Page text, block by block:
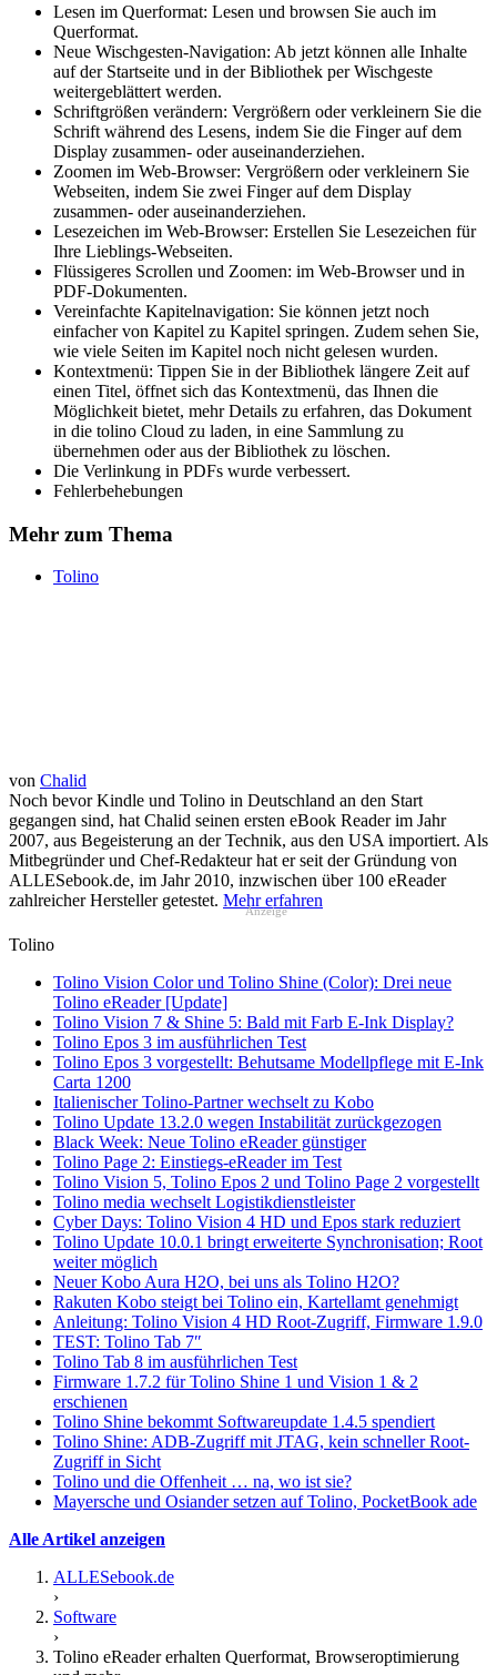
Lesen im Querformat: Lesen und browsen Sie auch im
Querformat.
Neue Wischgesten-Navigation: Ab jetzt können alle Inhalte
auf der Startseite und in der Bibliothek per Wischgeste
weitergeblättert werden.
Schriftgrößen verändern: Vergrößern oder verkleinern Sie die
Schrift während des Lesens, indem Sie die Finger auf dem
Display zusammen- oder auseinanderziehen.
Zoomen im Web-Browser: Vergrößern oder verkleinern Sie
Webseiten, indem Sie zwei Finger auf dem Display
zusammen- oder auseinanderziehen.
Lesezeichen im Web-Browser: Erstellen Sie Lesezeichen für
Ihre Lieblings-Webseiten.
Flüssigeres Scrollen und Zoomen: im Web-Browser und in
PDF-Dokumenten.
Vereinfachte Kapitelnavigation: Sie können jetzt noch
einfacher von Kapitel zu Kapitel springen. Zudem sehen Sie,
wie viele Seiten im Kapitel noch nicht gelesen wurden.
Kontextmenü: Tippen Sie in der Bibliothek längere Zeit auf
einen Titel, öffnet sich das Kontextmenü, das Ihnen die
Möglichkeit bietet, mehr Details zu erfahren, das Dokument
in die tolino Cloud zu laden, in eine Sammlung zu
übernehmen oder aus der Bibliothek zu löschen.
Die Verlinkung in PDFs wurde verbessert.
Fehlerbehebungen
Mehr zum Thema
Tolino
von Chalid
Noch bevor Kindle und Tolino in Deutschland an den Start
gegangen sind, hat Chalid seinen ersten eBook Reader im Jahr
2007, aus Begeisterung an der Technik, aus den USA importiert. Als
Mitbegründer und Chef-Redakteur hat er seit der Gründung von
ALLESebook.de, im Jahr 2010, inzwischen über 100 eReader
zahlreicher Hersteller getestet. Mehr erfahren
Anzeige
Tolino
Tolino Vision Color und Tolino Shine (Color): Drei neue
Tolino eReader [Update]
Tolino Vision 7 & Shine 5: Bald mit Farb E-Ink Display?
Tolino Epos 3 im ausführlichen Test
Tolino Epos 3 vorgestellt: Behutsame Modellpflege mit E-Ink
Carta 1200
Italienischer Tolino-Partner wechselt zu Kobo
Tolino Update 13.2.0 wegen Instabilität zurückgezogen
Black Week: Neue Tolino eReader günstiger
Tolino Page 2: Einstiegs-eReader im Test
Tolino Vision 5, Tolino Epos 2 und Tolino Page 2 vorgestellt
Tolino media wechselt Logistikdienstleister
Cyber Days: Tolino Vision 4 HD und Epos stark reduziert
Tolino Update 10.0.1 bringt erweiterte Synchronisation; Root
weiter möglich
Neuer Kobo Aura H2O, bei uns als Tolino H2O?
Rakuten Kobo steigt bei Tolino ein, Kartellamt genehmigt
Anleitung: Tolino Vision 4 HD Root-Zugriff, Firmware 1.9.0
TEST: Tolino Tab 7″
Tolino Tab 8 im ausführlichen Test
Firmware 1.7.2 für Tolino Shine 1 und Vision 1 & 2
erschienen
Tolino Shine bekommt Softwareupdate 1.4.5 spendiert
Tolino Shine: ADB-Zugriff mit JTAG, kein schneller Root-
Zugriff in Sicht
Tolino und die Offenheit … na, wo ist sie?
Mayersche und Osiander setzen auf Tolino, PocketBook ade
Alle Artikel anzeigen
ALLESebook.de
›
Software
›
Tolino eReader erhalten Querformat, Browseroptimierung